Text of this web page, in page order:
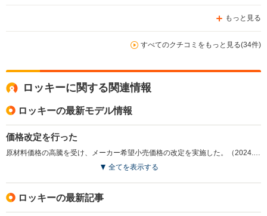
もっと見る
すべてのクチコミをもっと見る(34件)
ロッキーに関する関連情報
ロッキーの最新モデル情報
価格改定を行った
全てを表示する
ロッキーの最新記事